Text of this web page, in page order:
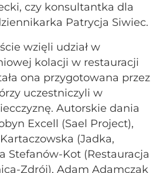
czy konsultantka dla
Patrycja Siwiec.
wzięli udział w
kolacji w restauracji
ona przygotowana przez
uczestniczyli w
Autorskie dania
Excell (Sael Project),
(Jadka,
Stefanów-Kot (Restauracja
Zdrój), Adam Adamczak